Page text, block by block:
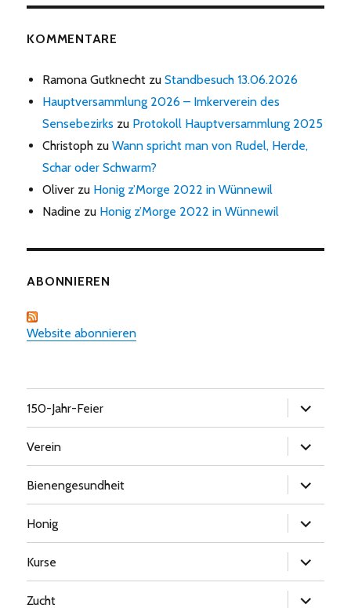
KOMMENTARE
Ramona Gutknecht zuStandbesuch 13.06.2026
Hauptversammlung 2026 – Imkerverein des
Sensebezirks zu Protokoll Hauptversammlung 2025
Christoph zuWann spricht man von Rudel, Herde,
Schar oder Schwarm?
Oliver zu Honig z’Morge 2022 in Wünnewil
Nadine zu Honig z’Morge 2022 in Wünnewil
ABONNIEREN
Website abonnieren
150-Jahr-Feier
öffnen
Verein
öffnen
Bienengesundheit
öffnen
Honig
öffnen
Kurse
öffnen
Zucht